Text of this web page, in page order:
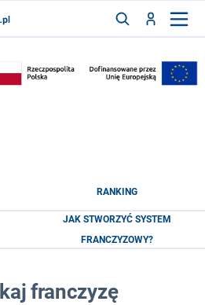
RANKING
JAK STWORZYĆ SYSTEM
FRANCZYZOWY?
franczyzę